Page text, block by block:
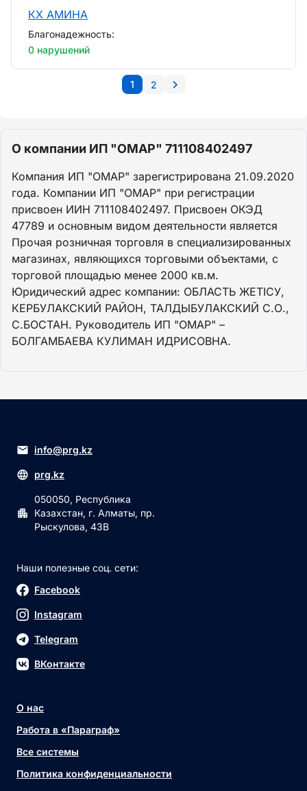
КХ АМИНА
Благонадежность:
0 нарушений
1 2
О компании ИП "ОМАР" 711108402497
Компания ИП "ОМАР" зарегистрирована 21.09.2020
года. Компании ИП "ОМАР" при регистрации
присвоен ИИН 711108402497. Присвоен ОКЭД
47789 и основным видом деятельности является
Прочая розничная торговля в специализированных
магазинах, являющихся торговыми объектами, с
торговой площадью менее 2000 кв.м.
Юридический адрес компании: ОБЛАСТЬ ЖЕТІСУ,
КЕРБУЛАКСКИЙ РАЙОН, ТАЛДЫБУЛАКСКИЙ С.О.,
С.БОСТАН. Руководитель ИП "ОМАР" –
БОЛГАМБАЕВА КУЛИМАН ИДРИСОВНА.
info@prg.kz
prg.kz
050050, Республика
Казахстан, г. Алматы, пр.
Рыскулова, 43В
Наши полезные соц. сети:
Facebook
Instagram
Telegram
ВКонтакте
О нас
Работа в «Параграф»
Все системы
Политика конфиденциальности